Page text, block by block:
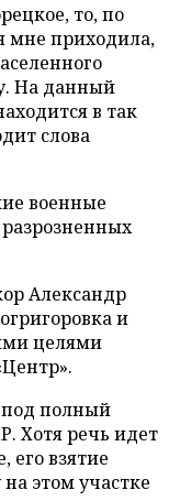
то, по
мне приходила,
На данный
в так
слова
военные
Александр
и
целями
под полный
Хотя речь идет
его взятие
этом участке